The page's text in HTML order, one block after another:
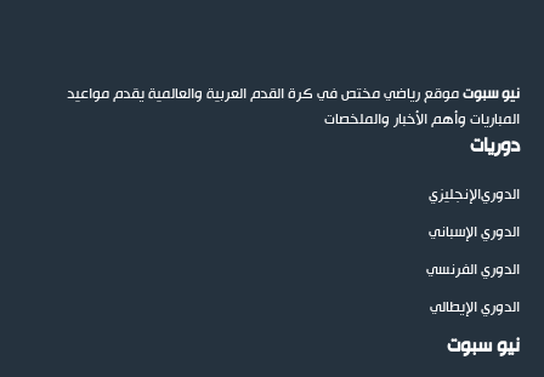
نيو سبوتموقع رياضي مختص في كرة القدم العربية والعالمية يقدم مواعيد
المباريات وأهم الأخبار والملخصات
دوريات
الدوريالإنجليزي
الدوري الإسباني
الدوري الفرنسي
الدوري الإيطالي
نيو سبوت